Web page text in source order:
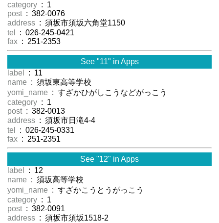
category : 1
post : 382-0076
address : 須坂市須坂六角堂1150
tel
: 026-245-0421
fax : 251-2353
See "11" in Apps
label
: 11
name : 須坂東高等学校
yomi_name : すざかひがしこうなどがっこう
category : 1
post : 382-0013
address : 須坂市日滝4-4
tel
: 026-245-0331
fax : 251-2351
See "12" in Apps
label
: 12
name : 須坂高等学校
yomi_name : すざかこうとうがっこう
category : 1
post : 382-0091
address : 須坂市須坂1518-2